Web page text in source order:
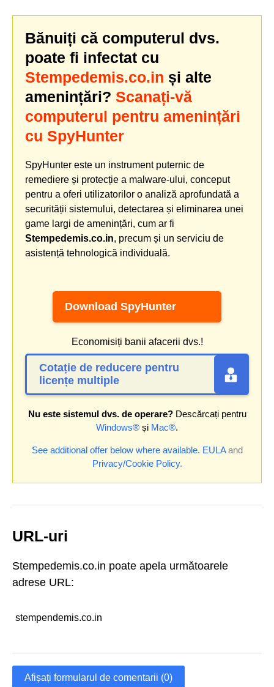
Bănuiți că computerul dvs.
poate fi infectat cu
Stempedemis.co.in și alte
amenințări? Scanați-vă
computerul pentru amenințări
cu SpyHunter
SpyHunter este un instrument puternic de
remediere și protecție a malware-ului, conceput
pentru a oferi utilizatorilor o analiză aprofundată a
securității sistemului, detectarea și eliminarea unei
game largi de amenințări, cum ar fi
Stempedemis.co.in, precum și un serviciu de
asistență tehnologică individuală.
Download SpyHunter
Economisiți banii afacerii dvs.!
Cotație de reducere pentru
licențe multiple
Nu este sistemul dvs. de operare?Descărcați pentru
Windows® și Mac®.
See additional offer below where available. EULAand
Privacy/Cookie Policy.
URL-uri
Stempedemis.co.in poate apela următoarele
adrese URL:
stempendemis.co.in
Afișați formularul de comentarii (0)